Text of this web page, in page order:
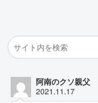
阿南のクソ親父
2021.11.17